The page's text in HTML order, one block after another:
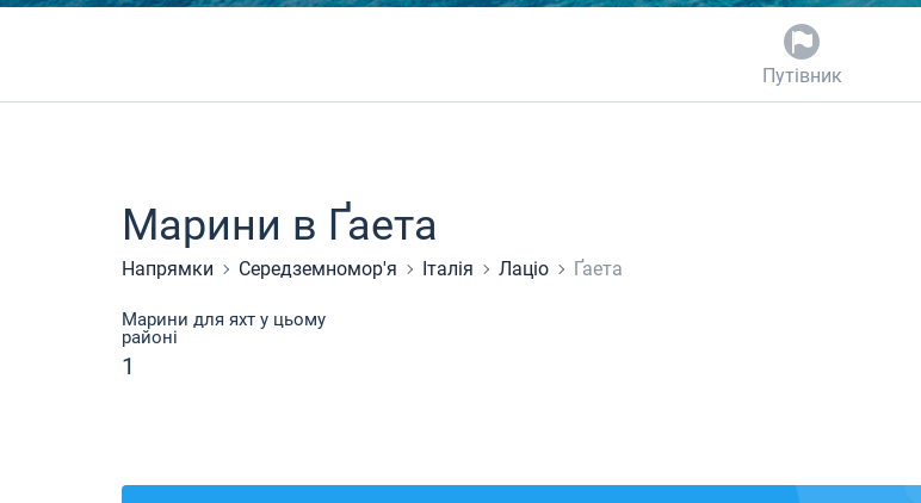
Путівник
Марини в Ґаета
Напрямки Середземномор'я Італія Лаціо Ґаета
Марини для яхт у цьому
районі
1